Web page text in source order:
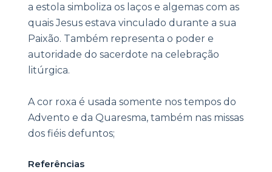
a estola simboliza os laços e algemas com as
quais Jesus estava vinculado durante a sua
Paixão. Também representa o poder e
autoridade do sacerdote na celebração
litúrgica.
A cor roxa é usada somente nos tempos do
Advento e da Quaresma, também nas missas
dos fiéis defuntos;
Referências